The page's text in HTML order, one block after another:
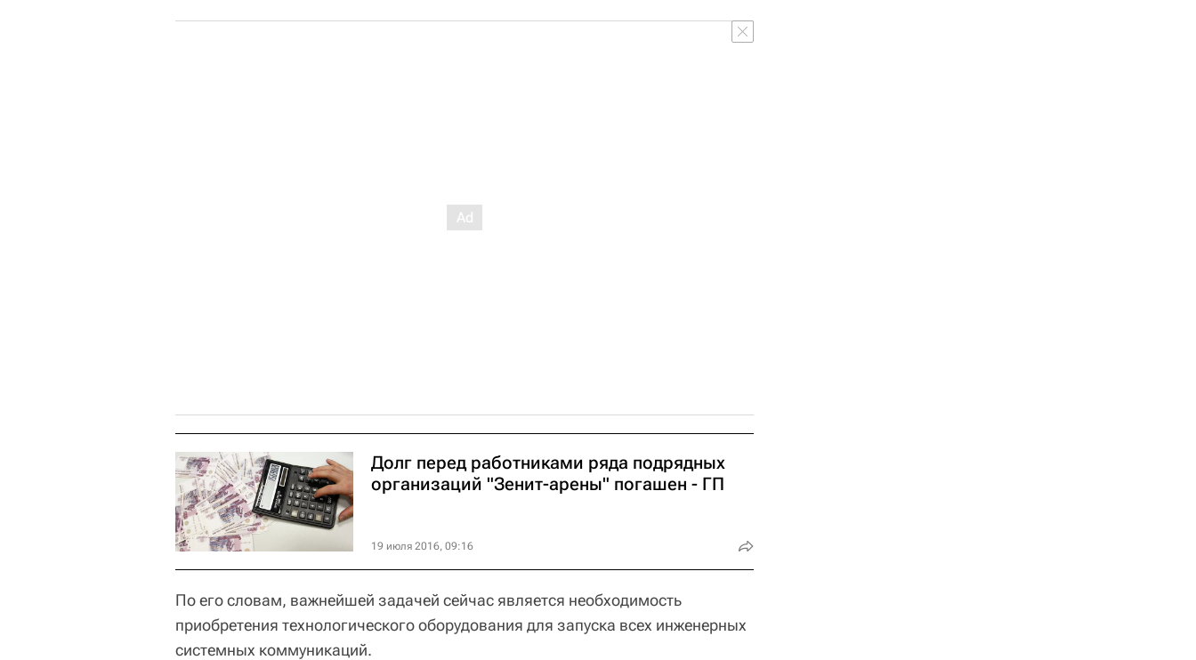
Долг перед работниками ряда подрядных
организаций "Зенит-арены" погашен - ГП
19 июля 2016, 09:16
По его словам, важнейшей задачей сейчас является необходимость
приобретения технологического оборудования для запуска всех инженерных
системных коммуникаций.